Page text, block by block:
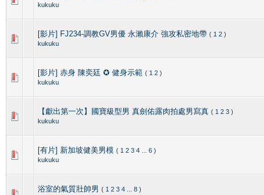
kukuku
[影片] FJ234-調教GV男優 永瀨康介 強攻私密地帶 ( 1 2 )
kukuku
[影片] 赤身 陳奕廷 ✪ 健身示範 ( 1 2 )
kukuku
【獻出第一次】國寶級型男 真劍佑露肉拍處男寫真 ( 1 2 3 )
kukuku
[有片] 新加坡健美男模 ( 1 2 3 4 6 )
kukuku
浴室的氣質壯帥男 ( 1 2 3 4 8 )